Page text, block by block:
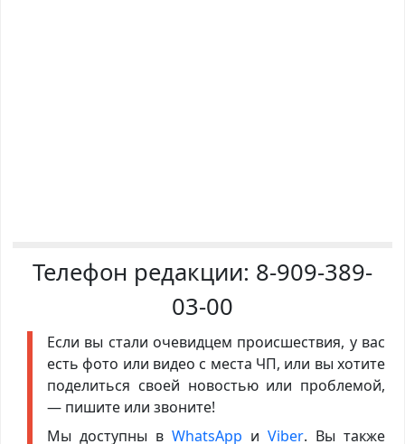
Телефон редакции: 8-909-389-
03-00
Если вы стали очевидцем происшествия, у вас
есть фото или видео с места ЧП, или вы хотите
поделиться своей новостью или проблемой,
— пишите или звоните!
Мы доступны в WhatsApp иViber. Вы также